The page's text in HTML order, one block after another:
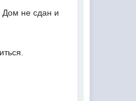
Дом не сдан и